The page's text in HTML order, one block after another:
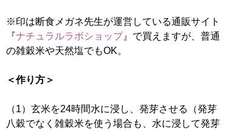
※印は断食メガネ先生が運営している通販サイト
『ナチュラルラボショップ』で買えますが、普通
の雑穀米や天然塩でもOK。
＜作り方＞
（1）玄米を24時間水に浸し、発芽させる（発芽
八穀でなく雑穀米を使う場合も、水に浸して発芽